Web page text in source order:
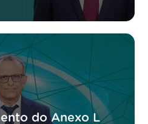
do Anexo L